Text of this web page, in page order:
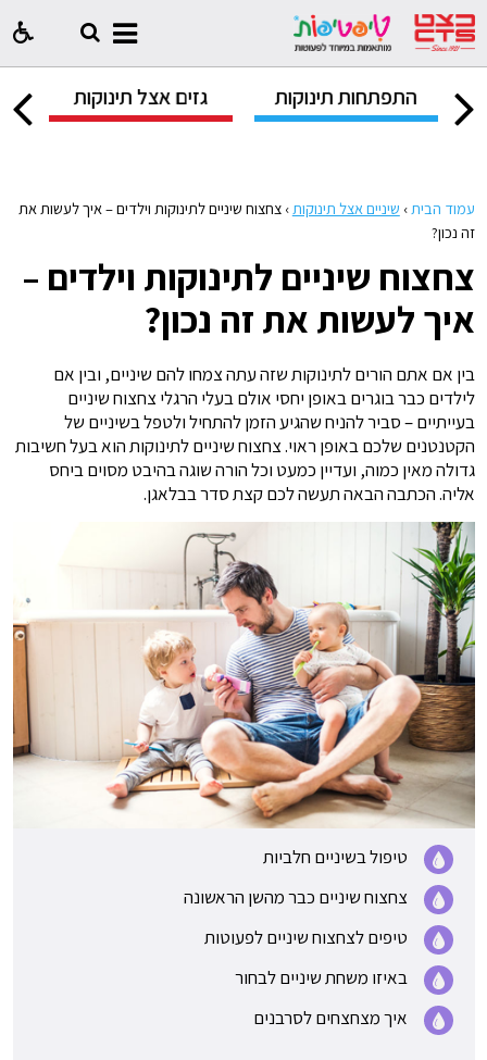
התפתחות תינוקות גזים אצל תינוקות
עמוד הבית› שיניים אצל תינוקות›צחצוח שיניים לתינוקות וילדים – איך לעשות את
זה נכון?
צחצוח שיניים לתינוקות וילדים –
איך לעשות את זה נכון?
בין אם אתם הורים לתינוקות שזה עתה צמחו להם שיניים, ובין אם
לילדים כבר בוגרים באופן יחסי אולם בעלי הרגלי צחצוח שיניים
בעייתיים – סביר להניח שהגיע הזמן להתחיל ולטפל בשיניים של
הקטנטנים שלכם באופן ראוי. צחצוח שיניים לתינוקות הוא בעל חשיבות
גדולה מאין כמוה, ועדיין כמעט וכל הורה שוגה בהיבט מסוים ביחס
אליה. הכתבה הבאה תעשה לכם קצת סדר בבלאגן.
טיפול בשיניים חלביות
צחצוח שיניים כבר מהשן הראשונה
טיפים לצחצוח שיניים לפעוטות
באיזו משחת שיניים לבחור
איך מצחצחים לסרבנים